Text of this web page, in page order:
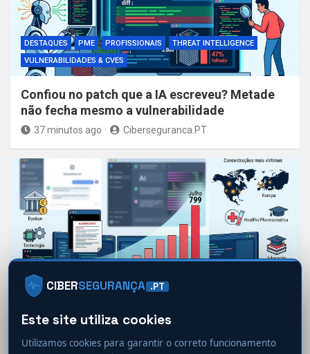
DESTAQUES PME PROFISSIONAIS
THREAT INTELLIGENCE
VULNERABILIDADES & CVES
Confiou no patch que a IA escreveu? Metade
não fecha mesmo a vulnerabilidade
37 minutos ago Ciberseguranca.PT
THREAT INTELLIGENCE
Ransomware disparou em julho e o seu setor
pode ter mudado de posição na lista
CIBERSEGURANÇA .PT
Este site utiliza cookies
Utilizamos cookies para garantir o correto funcionamento